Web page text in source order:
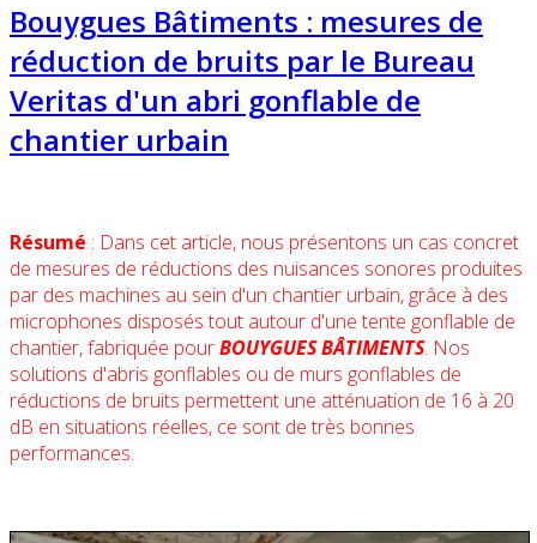
Bouygues Bâtiments : mesures de
réduction de bruits par le Bureau
Veritas d'un abri gonflable de
chantier urbain
Résumé : Dans cet article, nous présentons un cas concret
de mesures de réductions des nuisances sonores produites
par des machines au sein d'un chantier urbain, grâce à des
microphones disposés tout autour d'une tente gonflable de
chantier, fabriquée pourBOUYGUES BÂTIMENTS. Nos
solutions d'abris gonflables ou de murs gonflables de
réductions de bruits permettent une atténuation de 16 à 20
dB en situations réelles, ce sont de très bonnes
performances.